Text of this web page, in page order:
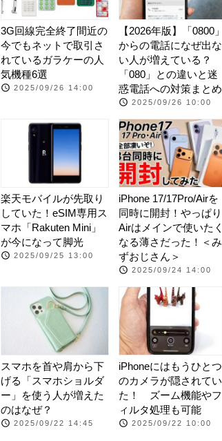
3G回線完全終了間近の
今でもネットで取引さ
れているガラケーの人
気機種6選
2025/09/26 14:00
【2026年版】「0800」
からの電話になぜ出な
い人が増えている？
「080」との違いと迷
惑電話への対策まとめ
2025/09/26 10:00
楽天モバイルが先取り
していた！eSIM専用ス
マホ「Rakuten Mini」
が今になって脚光
2025/09/25 13:00
iPhone 17/17Pro/Airを
同時に開封！やっぱり
Airはメインで使いたく
なる薄さだった！＜み
ずおじさん＞
2025/09/24 14:00
スマホを首や肩から下
げる「スマホショルダ
ー」を使う人が増えた
のはなぜ？
2025/09/22 14:45
iPhoneにはもうひとつ
のカメラが隠されてい
た！ ズーム機能やフ
ィルタ処理も可能
2025/09/22 10:00